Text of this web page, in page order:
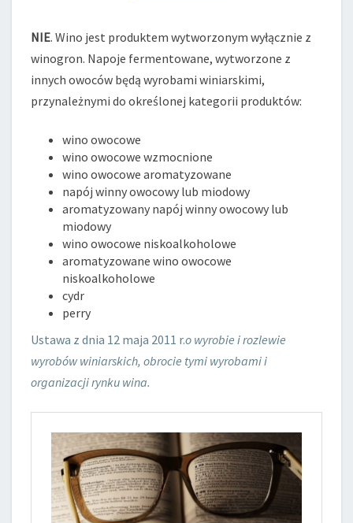
NIE. Wino jest produktem wytworzonym wyłącznie z
winogron. Napoje fermentowane, wytworzone z
innych owoców będą wyrobami winiarskimi,
przynależnymi do określonej kategorii produktów:
wino owocowe
wino owocowe wzmocnione
wino owocowe aromatyzowane
napój winny owocowy lub miodowy
aromatyzowany napój winny owocowy lub
miodowy
wino owocowe niskoalkoholowe
aromatyzowane wino owocowe
niskoalkoholowe
cydr
perry
Ustawa z dnia 12 maja 2011 r.o wyrobie i rozlewie
wyrobów winiarskich, obrocie tymi wyrobami i
organizacji rynku wina.